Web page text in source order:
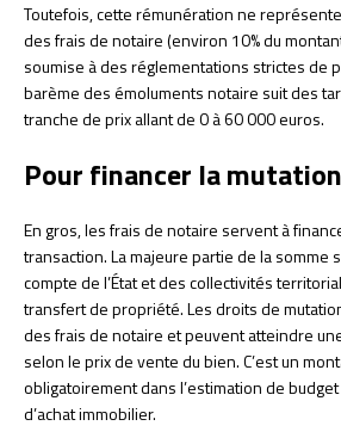
Toutefois, cette rémunération ne
des frais de notaire (environ 10% du
soumise à des réglementations strictes de
barème des émoluments notaire suit des
tranche de prix allant de 0 à 60 000 euros.
Pour financer la mutation
En gros, les frais de notaire servent à
transaction. La majeure partie de la somme
compte de l’État et des collectivités
transfert de propriété. Les droits de
des frais de notaire et peuvent atteindre
selon le prix de vente du bien. C’est un
obligatoirement dans l’estimation de
d’achat immobilier.